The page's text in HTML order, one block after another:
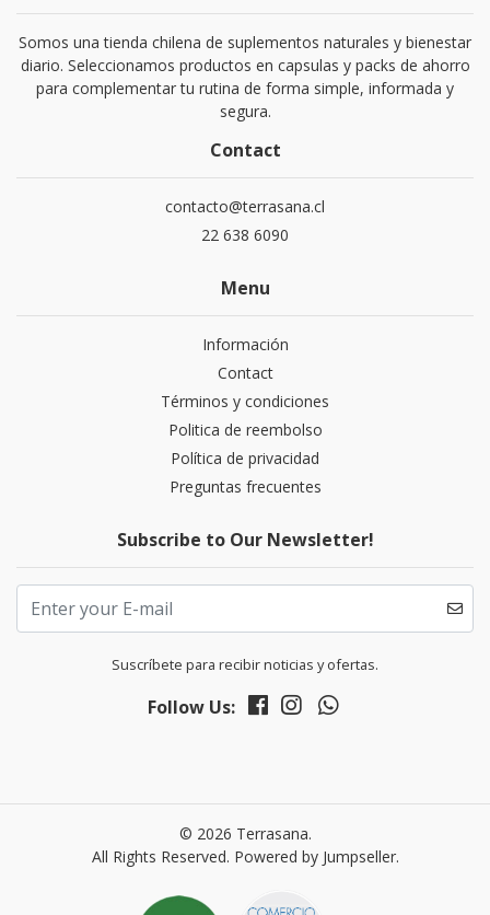
Somos una tienda chilena de suplementos naturales y bienestar
diario. Seleccionamos productos en capsulas y packs de ahorro
para complementar tu rutina de forma simple, informada y
segura.
Contact
contacto@terrasana.cl
22 638 6090
Menu
Información
Contact
Términos y condiciones
Politica de reembolso
Política de privacidad
Preguntas frecuentes
Subscribe to Our Newsletter!
Suscríbete para recibir noticias y ofertas.
Follow Us:
© 2026 Terrasana.
All Rights Reserved. Powered by Jumpseller.